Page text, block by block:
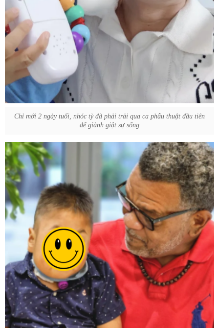
Chỉ mới 2 ngày tuổi, nhóc tỳ đã phải trải qua ca phẫu thuật đầu tiên
để giành giật sự sống